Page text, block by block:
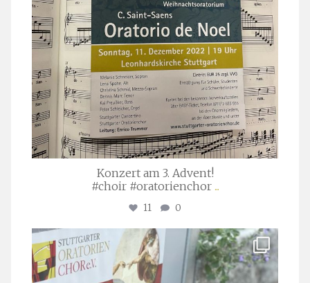
Konzert am 3. Advent!
#choir #oratorienchor ...
11 0
stuttgarter_oratorienchor
Juli 23